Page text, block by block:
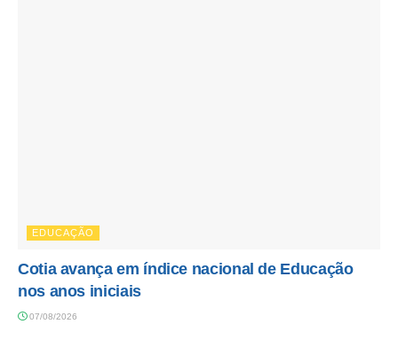
EDUCAÇÃO
Cotia avança em índice nacional de Educação
nos anos iniciais
07/08/2026